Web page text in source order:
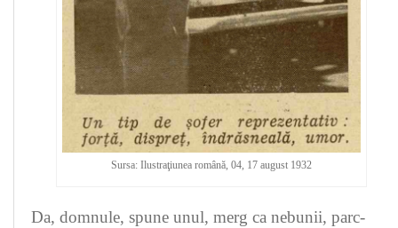
Sursa: Ilustraţiunea română, 04, 17 august 1932
Da, domnule, spune unul, merg ca nebunii, parc-